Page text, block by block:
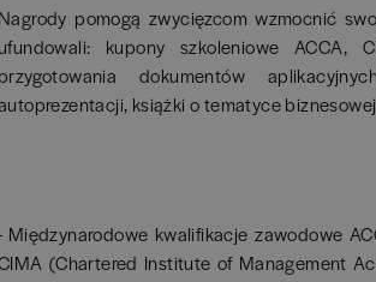
Nagrody pomogą zwycięzcom wzmocnić
kupony szkoleniowe
przygotowania dokumentów
książki o tematyce
Międzynarodowe kwalifikacje zawodowe
(Chartered Institute of Management